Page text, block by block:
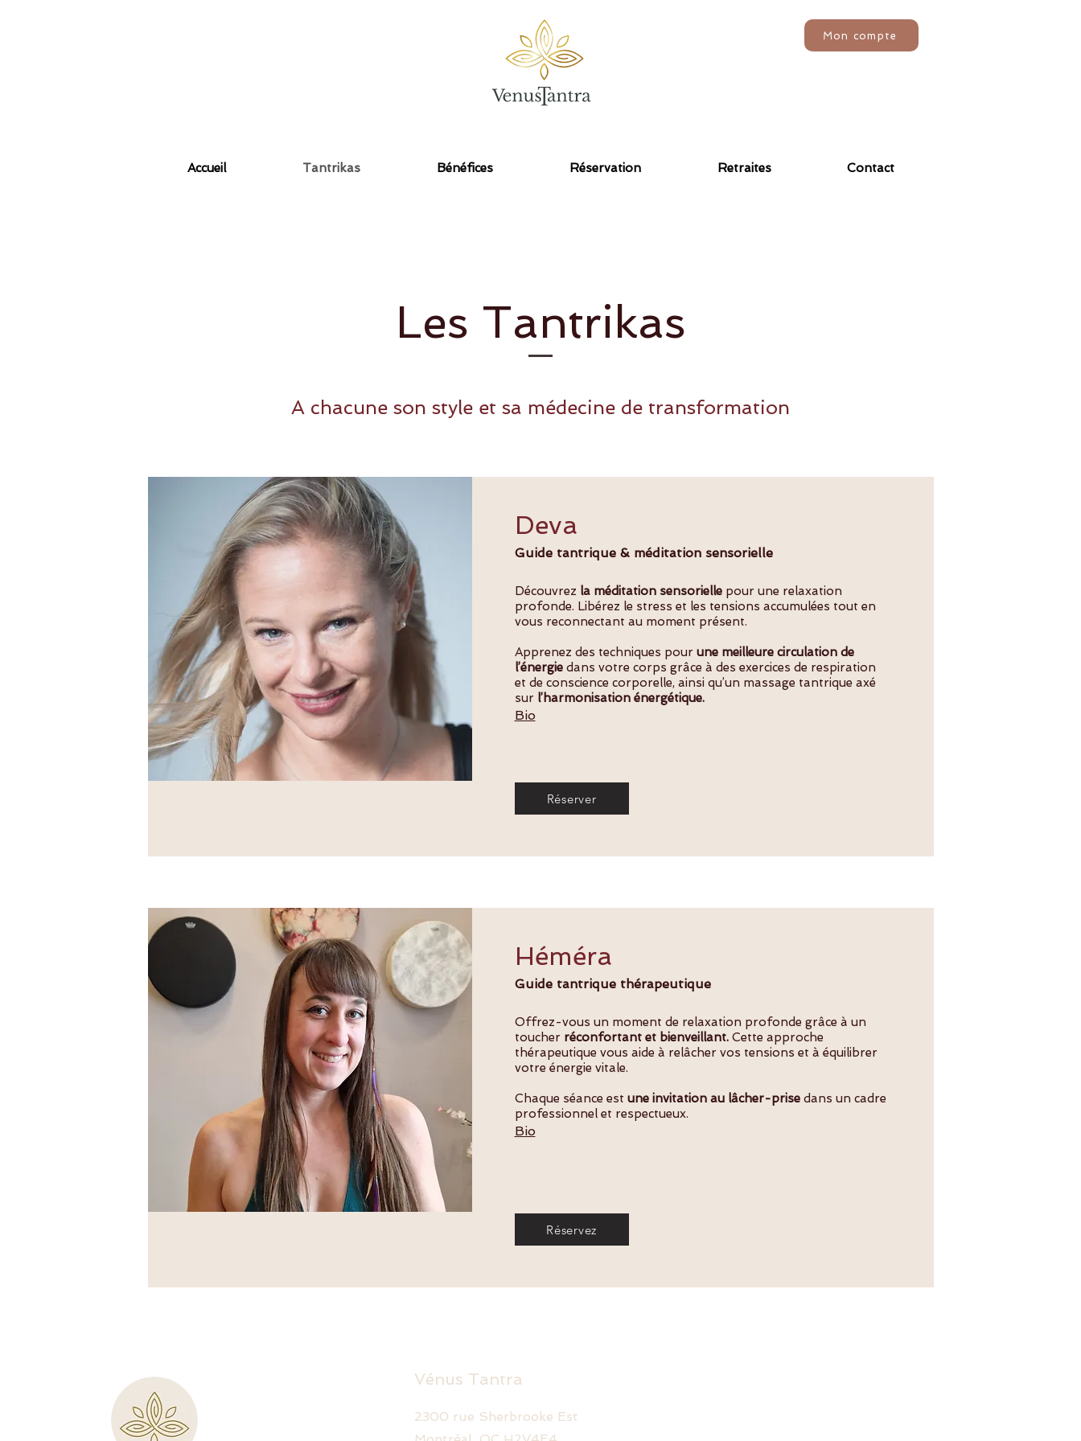
Mon compte
Accueil Tantrikas Bénéfices Réservation Retraites Contact
Les Tantrikas
A chacune son style et sa médecine de transformation
Deva
Guide tantrique & méditation sensorielle
Découvrez la méditation sensoriellepour une relaxation
profonde. Libérez le stress et les tensions accumulées tout en
vous reconnectant au moment présent.
Apprenez des techniques pour une meilleure circulation de
l’énergie dans votre corps grâce à des exercices de respiration
et de conscience corporelle, ainsi qu’un massage tantrique axé
sur l’harmonisation énergétique.
Bio
Réserver
Héméra
Guide tantrique thérapeutique
Offrez-vous un moment de relaxation profonde grâce à un
toucher réconfortant et bienveillant. Cette approche
thérapeutique vous aide à relâcher vos tensions et à équilibrer
votre énergie vitale.
Chaque séance est une invitation au lâcher-prisedans un cadre
professionnel et respectueux.
Bio
Réservez
Vénus Tantra
2300 rue Sherbrooke Est